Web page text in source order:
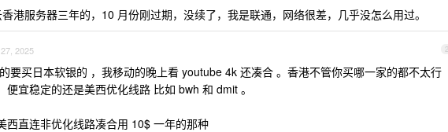
港服务器三年的，10 月份刚过期，没续了，我是联通，网络很差，几乎没怎么用过。
2
2025
要买日本软银的 ，我移动的晚上看 youtube 4k 还凑合 。香港不管你买哪一家的都不太行
便宜稳定的还是美西优化线路 比如 bwh 和 dmit 。
西直连非优化线路凑合用 10$ 一年的那种